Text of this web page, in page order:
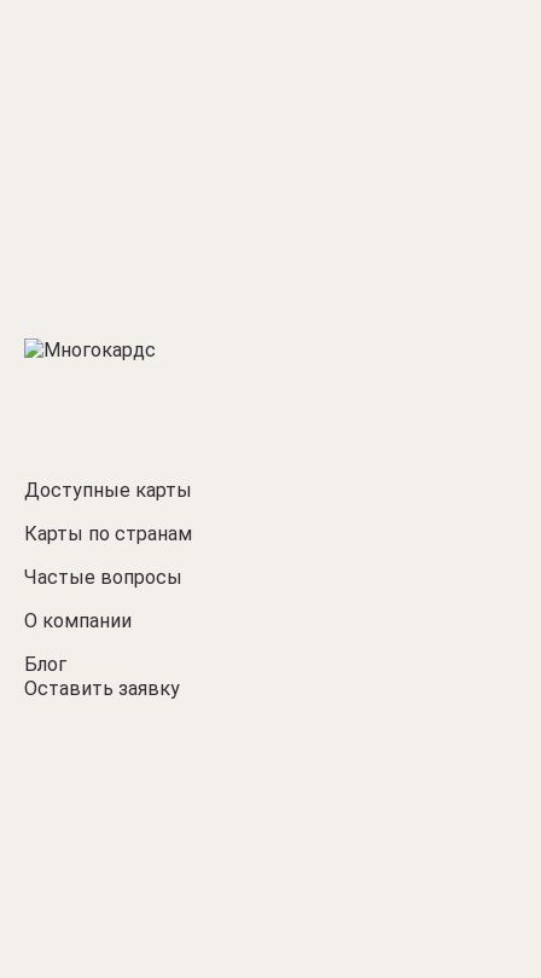
Доступные карты
Карты по странам
Частые вопросы
О компании
Блог
Оставить заявку